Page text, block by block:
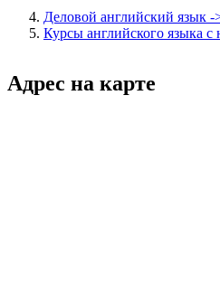
Деловой английский язык -
Курсы английского языка с
Адрес на карте